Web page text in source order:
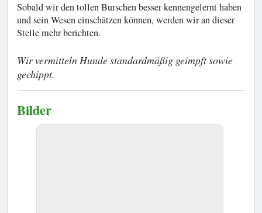
Sobald wir den tollen Burschen besser kennengelernt haben
und sein Wesen einschätzen können, werden wir an dieser
Stelle mehr berichten.
Wir vermitteln Hunde standardmäßig geimpft sowie
gechippt.
Bilder